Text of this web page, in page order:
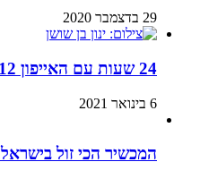
29 בדצמבר 2020
24 שעות עם האייפון 12 פרו: זה מה שחשבנו עליו
6 בינואר 2021
המכשיר הכי זול